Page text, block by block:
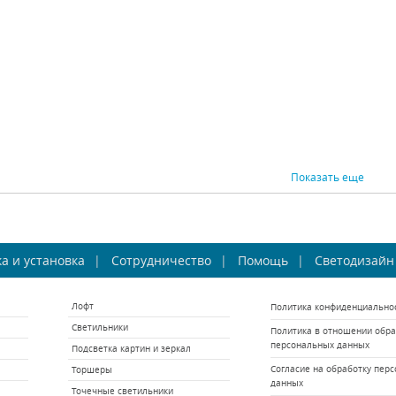
на штанге
Spil 20.012
КУПИТЬ
Люстра на штанге
Inodesign Beam White
54.324
КУПИТЬ
Показать еще
и установка Сотрудничество Помощь Светодизайн
Лофт
Светильники
Подсветка картин и зеркал
Торшеры
Точечные светильники
Политика
Политика в отношении
персональных данных
Согласие на обработку
данных